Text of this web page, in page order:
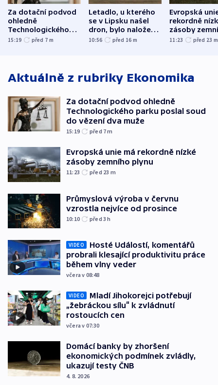
Za dotační podvod
ohledně
Technologického
parku poslal soud
15:19 před 7 m
Letadlo, u kterého
se v Lipsku našel
dron, bylo naložené
municí, píší média
10:56 před 16 m
Evropská
rekordně
zásoby
plynu
11:23 před 23 m
Aktuálně z rubriky Ekonomika
Za dotační podvod ohledně
Technologického parku poslal soud
do vězení dva muže
15:19 před 7m
Evropská unie má rekordně nízké
zásoby zemního plynu
11:23 před 23 m
Průmyslová výroba v červnu
vzrostla nejvíce od prosince
10:10 před 3h
VIDEO
Hosté Událostí, komentářů
probrali klesající produktivitu práce
během vlny veder
včera v 08:48
VIDEO
Mladí Jihokorejci potřebují
„žebráckou sílu“ k zvládnutí
rostoucích cen
včera v 07:30
Domácí banky by zhoršení
ekonomických podmínek zvládly,
ukazují testy ČNB
4. 8. 2026